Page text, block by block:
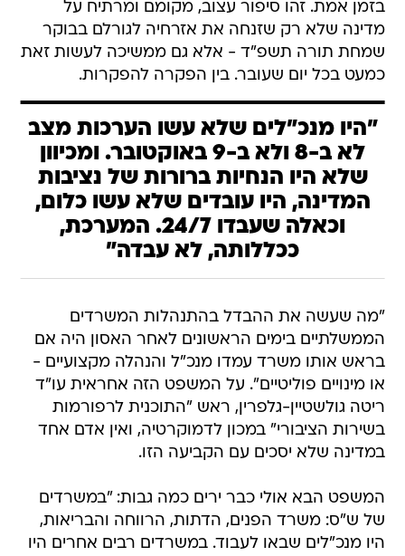
בזמן אמת. זהו סיפור עצוב, מקומם ומרתיח על
מדינה שלא רק שזנחה את אזרחיה לגורלם בבוקר
שמחת תורה תשפ"ד - אלא גם ממשיכה לעשות זאת
כמעט בכל יום שעובר. בין הפקרה להפקרות.
"היו מנכ"לים שלא עשו הערכות מצב
לא ב-8 ולא ב-9 באוקטובר. ומכיוון
שלא היו הנחיות ברורות של נציבות
המדינה, היו עובדים שלא עשו כלום,
וכאלה שעבדו 24/7. המערכת,
ככללותה, לא עבדה"
"מה שעשה את ההבדל בהתנהלות המשרדים
הממשלתיים בימים הראשונים לאחר האסון היה אם
בראש אותו משרד עמדו מנכ"ל והנהלה מקצועיים -
או מינויים פוליטיים". על המשפט הזה אחראית עו"ד
ריטה גולשטיין-גלפרין, ראש "התוכנית לרפורמות
בשירות הציבורי" במכון לדמוקרטיה, ואין אדם אחד
במדינה שלא יסכים עם הקביעה הזו.
המשפט הבא אולי כבר ירים כמה גבות: "במשרדים
של ש"ס: משרד הפנים, הדתות, הרווחה והבריאות,
היו מנכ"לים שבאו לעבוד. במשרדים רבים אחרים היו